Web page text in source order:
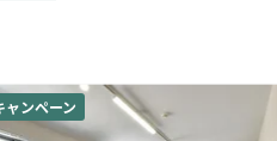
ャンペーン